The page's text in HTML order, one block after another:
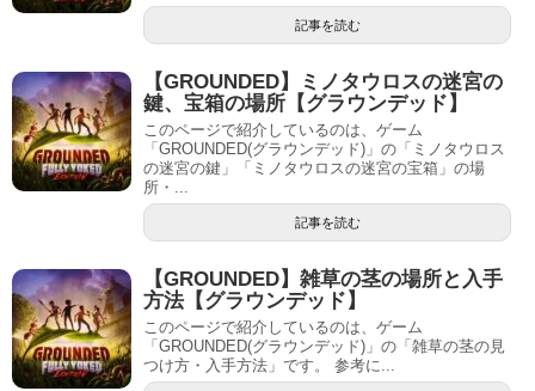
記事を読む
【GROUNDED】ミノタウロスの迷宮の
鍵、宝箱の場所【グラウンデッド】
このページで紹介しているのは、ゲーム
「GROUNDED(グラウンデッド)」の「ミノタウロス
の迷宮の鍵」「ミノタウロスの迷宮の宝箱」の場
所・...
記事を読む
【GROUNDED】雑草の茎の場所と入手
方法【グラウンデッド】
このページで紹介しているのは、ゲーム
「GROUNDED(グラウンデッド)」の「雑草の茎の見
つけ方・入手方法」です。 参考に...